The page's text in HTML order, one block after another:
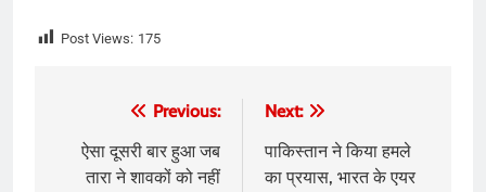
Post Views: 175
navigation
Previous:
ऐसा दूसरी बार हुआ जब
तारा ने शावकों को नहीं
Next:
पाकिस्तान ने किया हमले
का प्रयास, भारत के एयर